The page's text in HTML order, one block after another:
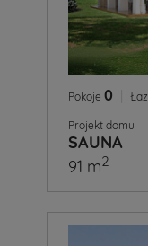
Pokoje 0
Projekt domu
SAUNA
91 m2